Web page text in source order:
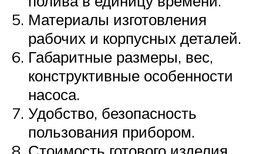
Материалы изготовления
рабочих и корпусных деталей.
Габаритные размеры, вес,
конструктивные особенности
насоса.
Удобство, безопасность
пользования прибором.